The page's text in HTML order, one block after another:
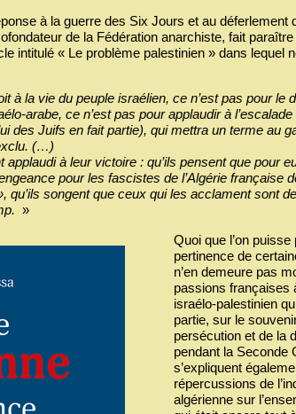
à la guerre des Six Jours et au déferlement
de la Fédération anarchiste, fait paraître
intitulé « Le problème palestinien » dans lequel
à la vie du peuple israélien, ce n’est pas pour le
arabe, ce n’est pas pour applaudir à
des Juifs en fait partie), qui mettra un terme au
(…)
à leur victoire : qu’ils pensent que pour
pour les fascistes de l’Algérie française
qu’ils songent que ceux qui les acclament sont
»
Quoi que l’on
pertinence de
n’en demeure pas
passions françaises
israélo-palestinien
partie, sur le
persécution et de la
pendant la Seconde
s’expliquent
répercussions de
algérienne sur